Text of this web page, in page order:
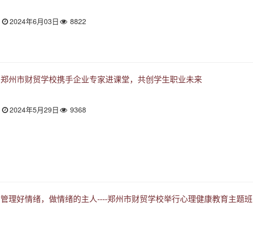
2024年6月03日 8822
郑州市财贸学校携手企业专家进课堂，共创学生职业未来
2024年5月29日 9368
管理好情绪，做情绪的主人----郑州市财贸学校举行心理健康教育主题